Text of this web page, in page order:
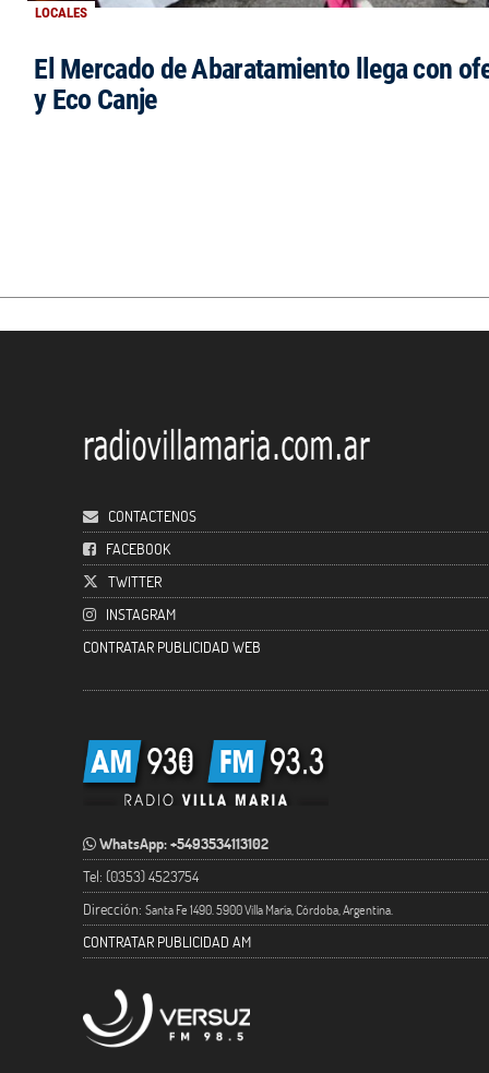
LOCALES
El Mercado de Abaratamiento llega con
y Eco Canje
CONTACTENOS
FACEBOOK
TWITTER
INSTAGRAM
CONTRATAR PUBLICIDAD WEB
WhatsApp: +5493534113102
Tel: (0353) 4523754
Dirección: Santa Fe 1490. 5900 Villa María, Córdoba, Argentina.
CONTRATAR PUBLICIDAD AM